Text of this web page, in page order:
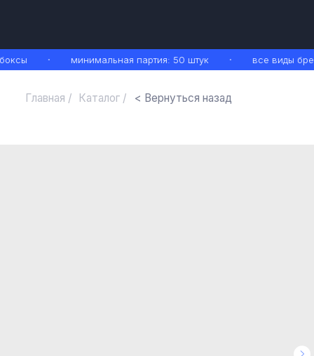
минимальная партия: 50 штук все виды
Главная / < Вернуться назад
Каталог /